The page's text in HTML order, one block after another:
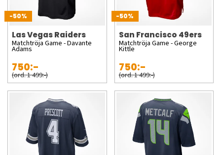
-50%
Las Vegas Raiders
Matchtröja Game - Davante
Adams
750:-
(ord. 1 499:-)
-50%
San Francisco 49ers
Matchtröja Game - George
Kittle
750:-
(ord. 1 499:-)